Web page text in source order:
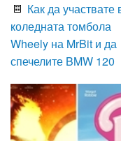
Как да участвате
коледната томбола
Wheely на MrBit и да
спечелите BMW 120